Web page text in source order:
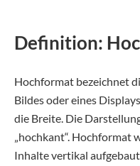
Definition:
Hochformat bezeichnet
Bildes oder eines
die Breite. Die
„hochkant“. Hochformat
Inhalte vertikal